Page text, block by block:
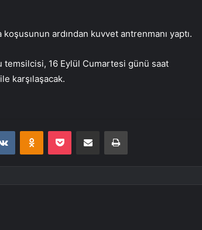
ardından kuvvet antrenmanı yaptı.
temsilcisi, 16 Eylül Cumartesi günü saat
karşılaşacak.
VKontakteOdnoklassniki
Pocket E-Posta ile paylaş Yazdır